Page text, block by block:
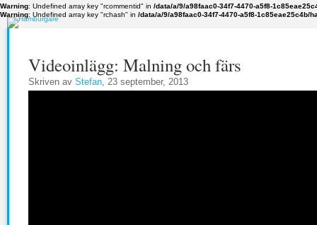
Warning: Undefined array key "rcommentid" in /data/a/9/a98faac0-34f7-4470-a5f8-
Warning: Undefined array key "rchash" in /data/a/9/a98faac0-34f7-4470-a5f8-
Videoinlägg: Malning och färs
Skriven av Stefan, 23 september, 2013